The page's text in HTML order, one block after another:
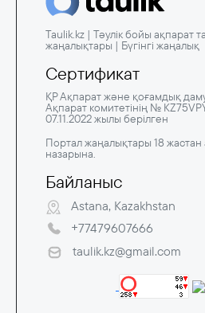
Taulik.kz | Тәулік бойы ақпарат
жаңалықтары | Бүгінгі жаңалық
Сертификат
ҚР Ақпарат және қоғамдық
Ақпарат комитетінің №
07.11.2022 жылы берілген
Портал жаңалықтары 18
назарына.
Байланыс
Astana, Kazakhstan
+77479607666
taulik.kz@gmail.com